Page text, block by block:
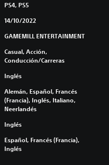
PS4, PS5
14/10/2022
GAMEMILL ENTERTAINMENT
Casual, Acción,
Conducción/Carreras
Inglés
Alemán, Español, Francés
(Francia), Inglés, Italiano,
Neerlandés
Inglés
Español, Francés (Francia),
Inglés